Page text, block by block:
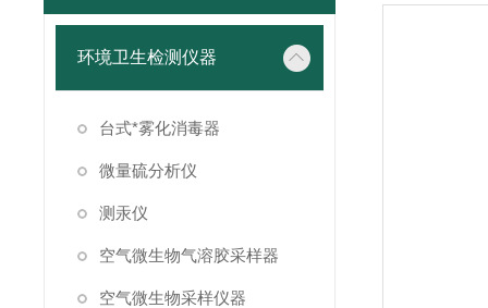
环境卫生检测仪器
台式*雾化消毒器
微量硫分析仪
测汞仪
空气微生物气溶胶采样器
空气微生物采样仪器